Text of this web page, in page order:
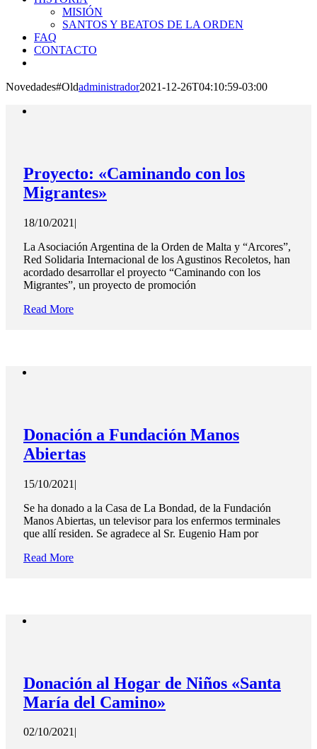
MISIÓN
SANTOS Y BEATOS DE LA ORDEN
FAQ
CONTACTO
Novedades#Oldadministrador2021-12-26T04:10:59-03:00
Proyecto: «Caminando con los
Migrantes»
18/10/2021 |
La Asociación Argentina de la Orden de Malta y “Arcores”,
Red Solidaria Internacional de los Agustinos Recoletos, han
acordado desarrollar el proyecto “Caminando con los
Migrantes”, un proyecto de promoción
Read More
Donación a Fundación Manos
Abiertas
15/10/2021 |
Se ha donado a la Casa de La Bondad, de la Fundación
Manos Abiertas, un televisor para los enfermos terminales
que allí residen. Se agradece al Sr. Eugenio Ham por
Read More
Donación al Hogar de Niños «Santa
María del Camino»
02/10/2021|